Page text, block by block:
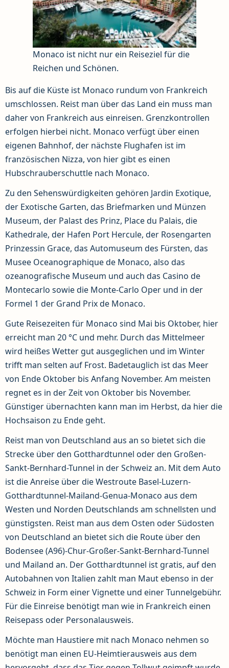
Monaco ist nicht nur ein Reiseziel für die
Reichen und Schönen.
Bis auf die Küste ist Monaco rundum von Frankreich
umschlossen. Reist man über das Land ein muss man
daher von Frankreich aus einreisen. Grenzkontrollen
erfolgen hierbei nicht. Monaco verfügt über einen
eigenen Bahnhof, der nächste Flughafen ist im
französischen Nizza, von hier gibt es einen
Hubschrauberschuttle nach Monaco.
Zu den Sehenswürdigkeiten gehören Jardin Exotique,
der Exotische Garten, das Briefmarken und Münzen
Museum, der Palast des Prinz, Place du Palais, die
Kathedrale, der Hafen Port Hercule, der Rosengarten
Prinzessin Grace, das Automuseum des Fürsten, das
Musee Oceanographique de Monaco, also das
ozeanografische Museum und auch das Casino de
Montecarlo sowie die Monte-Carlo Oper und in der
Formel 1 der Grand Prix de Monaco.
Gute Reisezeiten für Monaco sind Mai bis Oktober, hier
erreicht man 20 °C und mehr. Durch das Mittelmeer
wird heißes Wetter gut ausgeglichen und im Winter
trifft man selten auf Frost. Badetauglich ist das Meer
von Ende Oktober bis Anfang November. Am meisten
regnet es in der Zeit von Oktober bis November.
Günstiger übernachten kann man im Herbst, da hier die
Hochsaison zu Ende geht.
Reist man von Deutschland aus an so bietet sich die
Strecke über den Gotthardtunnel oder den Großen-
Sankt-Bernhard-Tunnel in der Schweiz an. Mit dem Auto
ist die Anreise über die Westroute Basel-Luzern-
Gotthardtunnel-Mailand-Genua-Monaco aus dem
Westen und Norden Deutschlands am schnellsten und
günstigsten. Reist man aus dem Osten oder Südosten
von Deutschland an bietet sich die Route über den
Bodensee (A96)-Chur-Großer-Sankt-Bernhard-Tunnel
und Mailand an. Der Gotthardtunnel ist gratis, auf den
Autobahnen von Italien zahlt man Maut ebenso in der
Schweiz in Form einer Vignette und einer Tunnelgebühr.
Für die Einreise benötigt man wie in Frankreich einen
Reisepass oder Personalausweis.
Möchte man Haustiere mit nach Monaco nehmen so
benötigt man einen EU-Heimtierausweis aus dem